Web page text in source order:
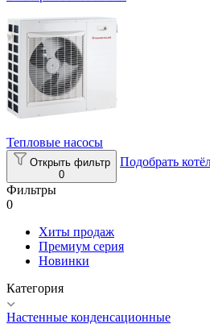
Тепловые насосы
Открыть фильтр
0
Подобрать
Фильтры
0
Хиты продаж
Премиум серия
Новинки
Категория
Настенные конденсационные